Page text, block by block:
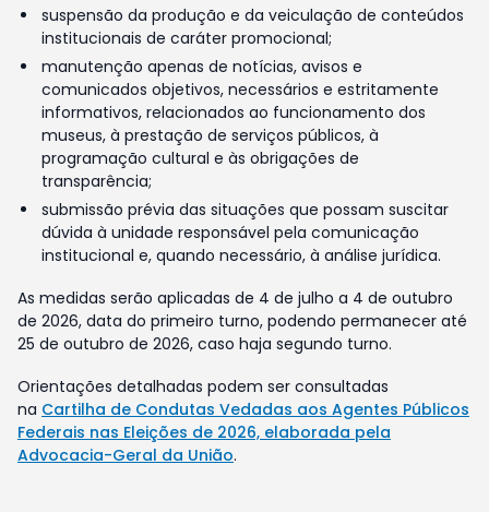
suspensão da produção e da veiculação de conteúdos
institucionais de caráter promocional;
manutenção apenas de notícias, avisos e
comunicados objetivos, necessários e estritamente
informativos, relacionados ao funcionamento dos
museus, à prestação de serviços públicos, à
programação cultural e às obrigações de
transparência;
submissão prévia das situações que possam suscitar
dúvida à unidade responsável pela comunicação
institucional e, quando necessário, à análise jurídica.
As medidas serão aplicadas de 4 de julho a 4 de outubro
de 2026, data do primeiro turno, podendo permanecer até
25 de outubro de 2026, caso haja segundo turno.
Orientações detalhadas podem ser consultadas
na Cartilha de Condutas Vedadas aos Agentes Públicos
Federais nas Eleições de 2026, elaborada pela
Advocacia-Geral da União.